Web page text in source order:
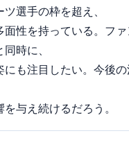
選手の枠を超え、
性を持っている。フ
時に、
も注目したい。今後
与え続けるだろう。